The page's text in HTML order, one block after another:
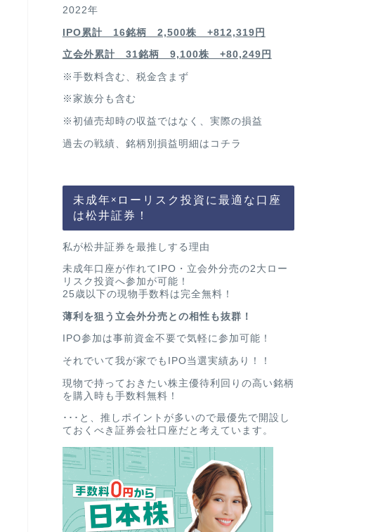
2022年
IPO累計 16銘柄 2,500株 +812,319円
立会外累計 31銘柄 9,100株 +80,249円
※手数料含む、税金含まず
※家族分も含む
※初値売却時の収益ではなく、実際の損益
過去の戦績、銘柄別損益明細は コチラ
未成年×ローリスク投資に最適な口座
は松井証券！
私が松井証券を最推しする理由
未成年口座が作れてIPO・立会外分売の2大ロー
リスク投資へ参加が可能！
25歳以下の現物手数料は完全無料！
薄利を狙う立会外分売との相性も抜群！
IPO参加は事前資金不要で気軽に参加可能！
それでいて我が家でもIPO当選実績あり！！
現物で持っておきたい株主優待利回りの高い銘柄
を購入時も手数料無料！
･･･と、推しポイントが多いので最優先で開設し
ておくべき証券会社口座だと考えています。